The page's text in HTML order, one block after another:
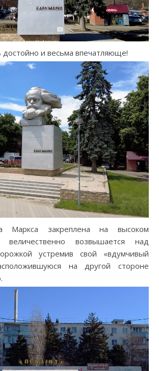
достойно и весьма впечатляюще!
Маркса закреплена на высоком
величественно возвышается над
устремив свой «вдумчивый
на другой стороне